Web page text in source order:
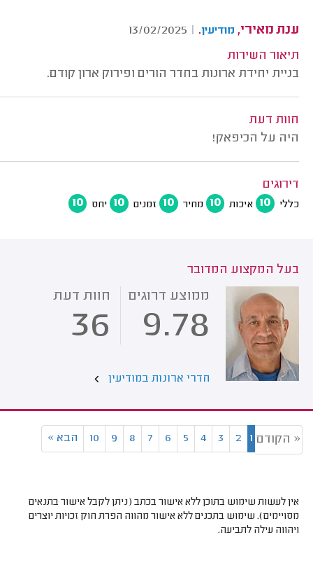
ענת מאירי, מודיעין.
|
13/02/2025
תיאור השירות
בניית יחידת ארונות בחדר הורים ופירוק ארון קודם.
חוות דעת
היה על הכיפאק!
דירוגים
כללי 10 איכות 10 מחיר 10 זמנים 10 יחס 10
בעל המקצוע המדובר
ממוצע דרוגים
9.78
חוות דעת
36
חדרי ארונות במודיעין
« הקודם 1
2
3
4
5
6
7
8
9
10 הבא »
אין לעשות שימוש בתוכן ללא אישור בכתב (ניתן לקבל אישור בתנאים
מסויימים). שימוש בתכנים ללא אישור מהווה הפרת חוק זכויות יוצרים
ויהווה עילה לתביעה.